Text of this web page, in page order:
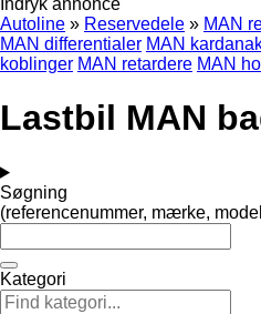
Indryk annonce
Autoline » Reservedele » MAN
MAN differentialer MAN
koblinger MAN retardere MAN
Lastbil MAN
Søgning
(referencenummer, mærke,
Kategori